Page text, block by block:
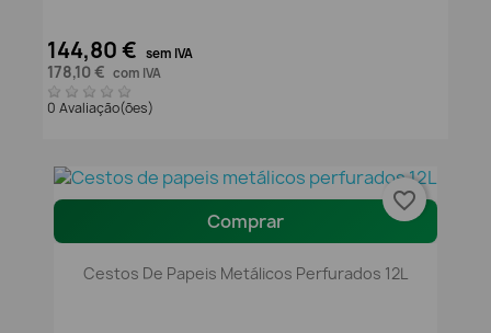
144,80 € sem IVA
178,10 € com IVA
0 Avaliação(ões)
Comprar
Cestos De Papeis Metálicos Perfurados 12L
favorite_border